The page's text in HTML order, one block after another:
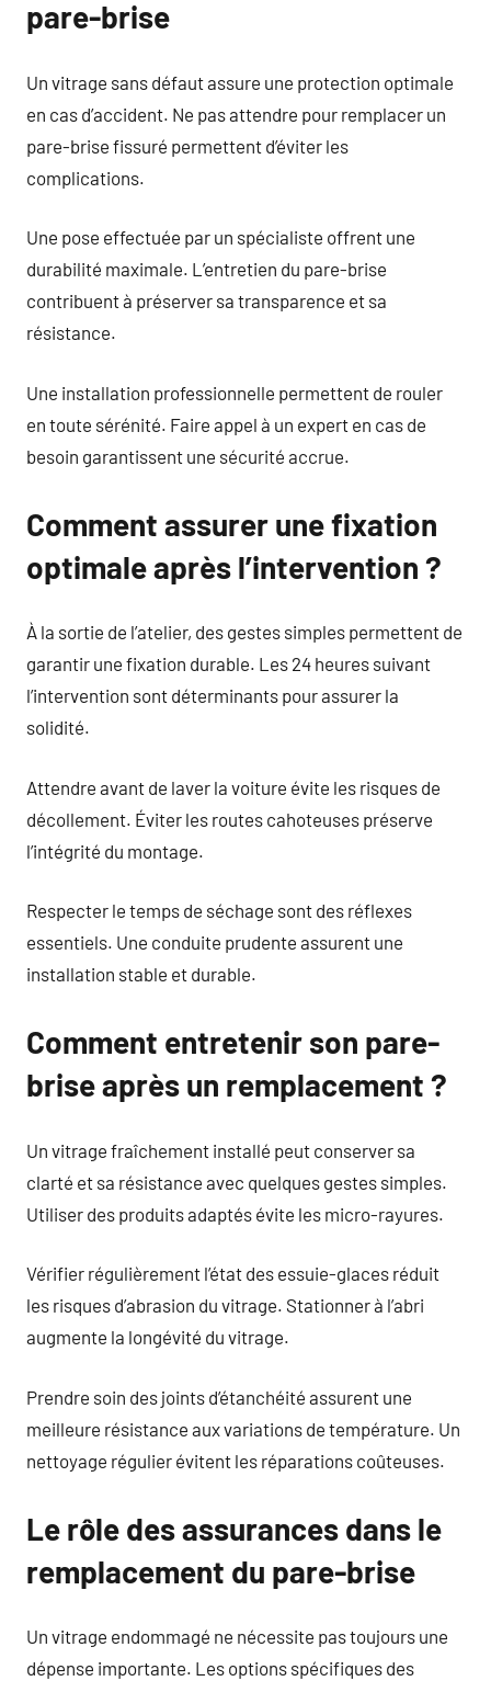
pare-brise
Un vitrage sans défaut assure une protection optimale
en cas d’accident. Ne pas attendre pour remplacer un
pare-brise fissuré permettent d’éviter les
complications.
Une pose effectuée par un spécialiste offrent une
durabilité maximale. L’entretien du pare-brise
contribuent à préserver sa transparence et sa
résistance.
Une installation professionnelle permettent de rouler
en toute sérénité. Faire appel à un expert en cas de
besoin garantissent une sécurité accrue.
Comment assurer une fixation
optimale après l’intervention ?
À la sortie de l’atelier, des gestes simples permettent de
garantir une fixation durable. Les 24 heures suivant
l’intervention sont déterminants pour assurer la
solidité.
Attendre avant de laver la voiture évite les risques de
décollement. Éviter les routes cahoteuses préserve
l’intégrité du montage.
Respecter le temps de séchage sont des réflexes
essentiels. Une conduite prudente assurent une
installation stable et durable.
Comment entretenir son pare-
brise après un remplacement ?
Un vitrage fraîchement installé peut conserver sa
clarté et sa résistance avec quelques gestes simples.
Utiliser des produits adaptés évite les micro-rayures.
Vérifier régulièrement l’état des essuie-glaces réduit
les risques d’abrasion du vitrage. Stationner à l’abri
augmente la longévité du vitrage.
Prendre soin des joints d’étanchéité assurent une
meilleure résistance aux variations de température. Un
nettoyage régulier évitent les réparations coûteuses.
Le rôle des assurances dans le
remplacement du pare-brise
Un vitrage endommagé ne nécessite pas toujours une
dépense importante. Les options spécifiques des